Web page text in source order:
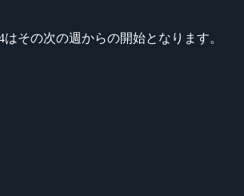
その次の週からの開始となります。